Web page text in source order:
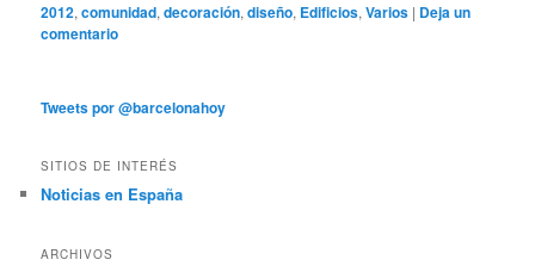
2012,comunidad,decoración,diseño, Edificios,Varios | Deja un
comentario
Tweets por @barcelonahoy
SITIOS DE INTERÉS
Noticias en España
ARCHIVOS